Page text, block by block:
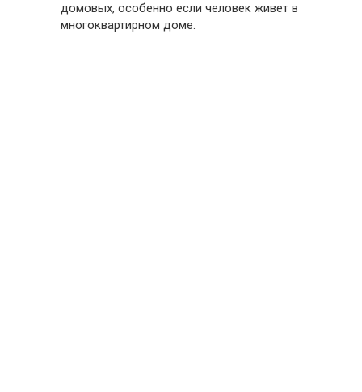
домовых, особенно если человек живет в
многоквартирном доме.